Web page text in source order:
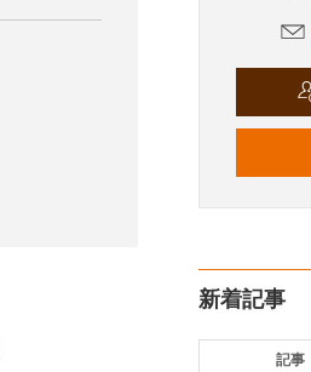
新着記事
記事